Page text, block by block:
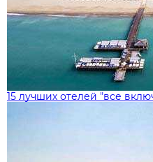
15 лучших отелей "все